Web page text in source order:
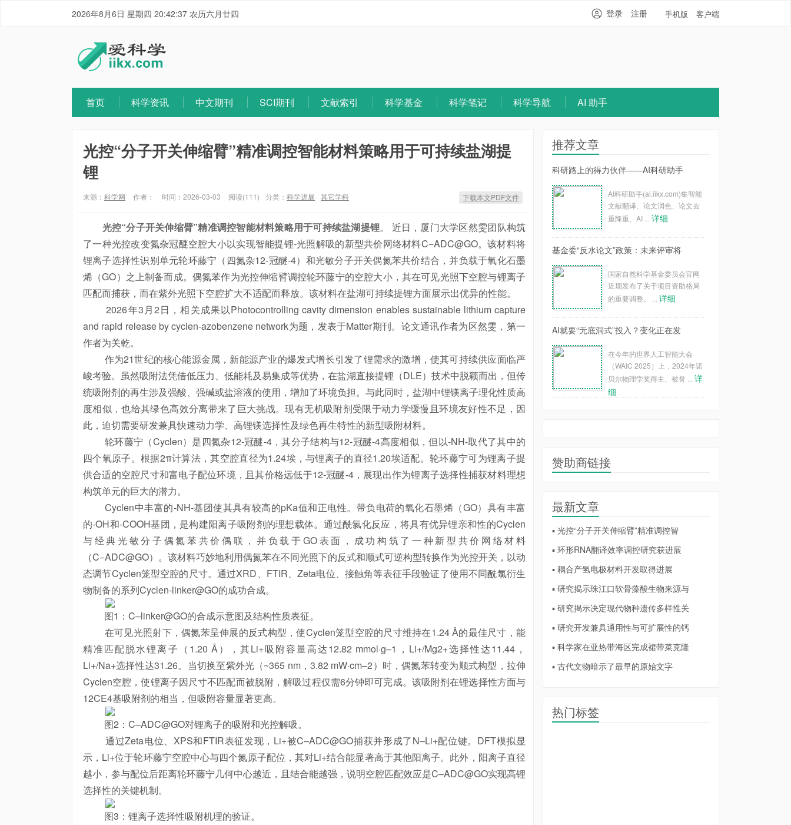
2026年8月6日 星期四 20:42:38 农历六月廿四 手机版 客户端
登录 注册
首页 科学资讯 中文期刊 SCI期刊 文献索引 科学基金 科学笔记 科学导航 AI 助手
光控“分子开关伸缩臂”精准调控智能材料策略用于可持续盐湖提
锂
来源： 科学网 作者： 时间：2026-03-03 阅读(111) 分类： 科学进展 其它学科 下载本文PDF文件
光控“分子开关伸缩臂”精准调控智能材料策略用于可持续盐湖提锂。 近日，厦门大学区然雯团队构筑
了一种光控改变氮杂冠醚空腔大小以实现智能提锂-光照解吸的新型共价网络材料C−ADC@GO。该材料将
锂离子选择性识别单元轮环藤宁（四氮杂12-冠醚-4）和光敏分子开关偶氮苯共价结合，并负载于氧化石墨
烯（GO）之上制备而成。偶氮苯作为光控伸缩臂调控轮环藤宁的空腔大小，其在可见光照下空腔与锂离子
匹配而捕获，而在紫外光照下空腔扩大不适配而释放。该材料在盐湖可持续提锂方面展示出优异的性能。
2026年3月2日，相关成果以Photocontrolling cavity dimension enables sustainable lithium capture
and rapid release by cyclen-azobenzene network为题，发表于Matter期刊。论文通讯作者为区然雯，第一
作者为关乾。
作为21世纪的核心能源金属，新能源产业的爆发式增长引发了锂需求的激增，使其可持续供应面临严
峻考验。虽然吸附法凭借低压力、低能耗及易集成等优势，在盐湖直接提锂（DLE）技术中脱颖而出，但传
统吸附剂的再生涉及强酸、强碱或盐溶液的使用，增加了环境负担。与此同时，盐湖中锂镁离子理化性质高
度相似，也给其绿色高效分离带来了巨大挑战。现有无机吸附剂受限于动力学缓慢且环境友好性不足，因
此，迫切需要研发兼具快速动力学、高锂镁选择性及绿色再生特性的新型吸附材料。
轮环藤宁（Cyclen）是四氮杂12-冠醚-4，其分子结构与12-冠醚-4高度相似，但以-NH-取代了其中的
四个氧原子。根据2π计算法，其空腔直径为1.24埃，与锂离子的直径1.20埃适配。轮环藤宁可为锂离子提
供合适的空腔尺寸和富电子配位环境，且其价格远低于12-冠醚-4，展现出作为锂离子选择性捕获材料理想
构筑单元的巨大的潜力。
Cyclen中丰富的-NH-基团使其具有较高的pKa值和正电性。带负电荷的氧化石墨烯（GO）具有丰富
的-OH和-COOH基团，是构建阳离子吸附剂的理想载体。通过酰氯化反应，将具有优异锂亲和性的Cyclen
与经典光敏分子偶氮苯共价偶联，并负载于GO表面，成功构筑了一种新型共价网络材料
（C−ADC@GO）。该材料巧妙地利用偶氮苯在不同光照下的反式和顺式可逆构型转换作为光控开关，以动
态调节Cyclen笼型空腔的尺寸。通过XRD、FTIR、Zeta电位、接触角等表征手段验证了使用不同酰氯衍生
物制备的系列Cyclen-linker@GO的成功合成。
图1：C–linker@GO的合成示意图及结构性质表征。
在可见光照射下，偶氮苯呈伸展的反式构型，使Cyclen笼型空腔的尺寸维持在1.24 Å的最佳尺寸，能
精准匹配脱水锂离子（1.20 Å），其Li+吸附容量高达12.82 mmol·g–1，Li+/Mg2+选择性达11.44，
Li+/Na+选择性达31.26。当切换至紫外光（~365 nm，3.82 mW·cm–2）时，偶氮苯转变为顺式构型，拉伸
Cyclen空腔，使锂离子因尺寸不匹配而被脱附，解吸过程仅需6分钟即可完成。该吸附剂在锂选择性方面与
12CE4基吸附剂的相当，但吸附容量显著更高。
图2：C–ADC@GO对锂离子的吸附和光控解吸。
通过Zeta电位、XPS和FTIR表征发现，Li+被C–ADC@GO捕获并形成了N–Li+配位键。DFT模拟显
示，Li+位于轮环藤宁空腔中心与四个氮原子配位，其对Li+结合能显著高于其他阳离子。此外，阳离子直径
越小，参与配位后距离轮环藤宁几何中心越近，且结合能越强，说明空腔匹配效应是C–ADC@GO实现高锂
选择性的关键机制。
图3：锂离子选择性吸附机理的验证。
推荐文章
科研路上的得力伙伴——AI科研助手
AI科研助手(ai.iikx.com)集智能
文献翻译、论文润色、论文去
重降重、AI ... 详细
基金委“反水论文”政策：未来评审将
国家自然科学基金委员会官网
近期发布了关于项目资助格局
的重要调整。 ... 详细
AI就要“无底洞式”投入？变化正在发
在今年的世界人工智能大会
（WAIC 2025）上，2024年诺
贝尔物理学奖得主、被誉 ... 详
细
赞助商链接
最新文章
▪ 光控“分子开关伸缩臂”精准调控智
▪ 环形RNA翻译效率调控研究获进展
▪ 耦合产氢电极材料开发取得进展
▪ 研究揭示珠江口软骨藻酸生物来源与
▪ 研究揭示决定现代物种遗传多样性关
▪ 研究开发兼具通用性与可扩展性的钙
▪ 科学家在亚热带海区完成裙带菜克隆
▪ 古代文物暗示了最早的原始文字
热门标签